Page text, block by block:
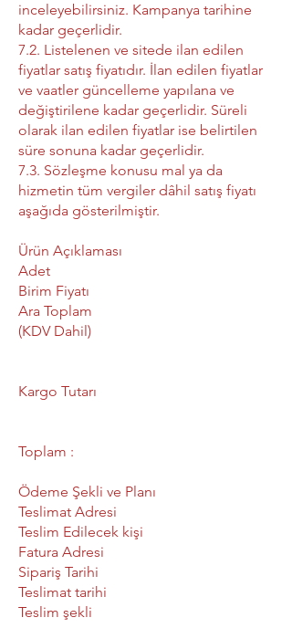
inceleyebilirsiniz. Kampanya tarihine
kadar geçerlidir.
7.2. Listelenen ve sitede ilan edilen
fiyatlar satış fiyatıdır. İlan edilen fiyatlar
ve vaatler güncelleme yapılana ve
değiştirilene kadar geçerlidir. Süreli
olarak ilan edilen fiyatlar ise belirtilen
süre sonuna kadar geçerlidir.
7.3. Sözleşme konusu mal ya da
hizmetin tüm vergiler dâhil satış fiyatı
aşağıda gösterilmiştir.
Ürün Açıklaması
Adet
Birim Fiyatı
Ara Toplam
(KDV Dahil)
Kargo Tutarı
Toplam :
Ödeme Şekli ve Planı
Teslimat Adresi
Teslim Edilecek kişi
Fatura Adresi
Sipariş Tarihi
Teslimat tarihi
Teslim şekli